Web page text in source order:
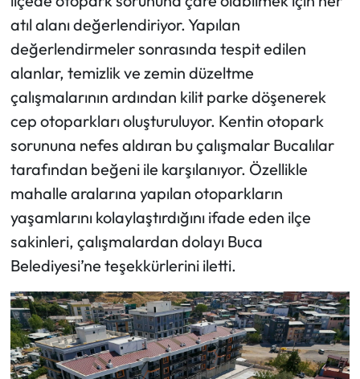
atıl alanı değerlendiriyor. Yapılan
değerlendirmeler sonrasında tespit edilen
alanlar, temizlik ve zemin düzeltme
çalışmalarının ardından kilit parke döşenerek
cep otoparkları oluşturuluyor. Kentin otopark
sorununa nefes aldıran bu çalışmalar Bucalılar
tarafından beğeni ile karşılanıyor. Özellikle
mahalle aralarına yapılan otoparkların
yaşamlarını kolaylaştırdığını ifade eden ilçe
sakinleri, çalışmalardan dolayı Buca
Belediyesi’ne teşekkürlerini iletti.